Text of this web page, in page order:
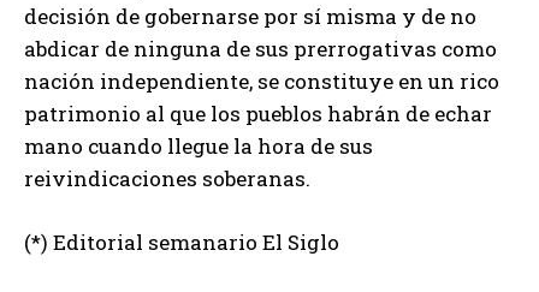
decisión de gobernarse por sí misma y de no
abdicar de ninguna de sus prerrogativas como
nación independiente, se constituye en un rico
patrimonio al que los pueblos habrán de echar
mano cuando llegue la hora de sus
reivindicaciones soberanas.
(*) Editorial semanario El Siglo